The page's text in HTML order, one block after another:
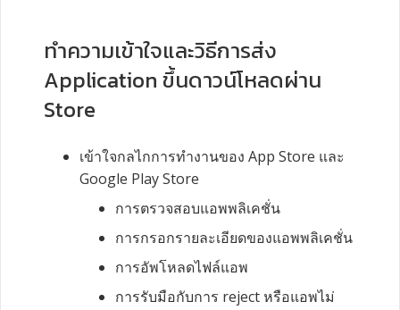
ทำความเข้าใจและวิธีการส่ง
Application ขึ้นดาวน์โหลดผ่าน
Store
เข้าใจกลไกการทำงานของ App Store และ
Google Play Store
การตรวจสอบแอพพลิเคชั่น
การกรอกรายละเอียดของแอพพลิเคชั่น
การอัพโหลดไฟล์แอพ
การรับมือกับการ reject หรือแอพไม่